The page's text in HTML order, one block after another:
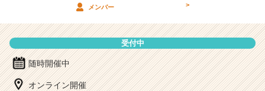
詳
メンバー >
受付中
随時開催中
オンライン開催